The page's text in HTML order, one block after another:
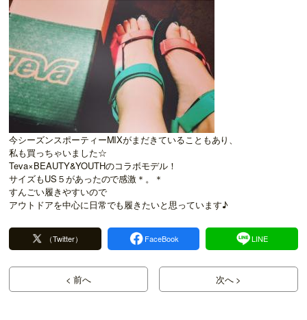
今シーズンスポーティーMIXがまだきていることもあり、
私も買っちゃいました☆
Teva×BEAUTY&YOUTHのコラボモデル！
サイズもUS５があったので感激＊。＊
すんごい履きやすいので
アウトドアを中心に日常でも履きたいと思っています♪
（Twitter） FaceBook LINE
< 前へ 次へ >